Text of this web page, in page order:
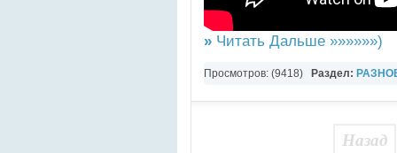
» Читать Дальше »»»»»»)
Просмотров: (9418) Раздел:
Назад